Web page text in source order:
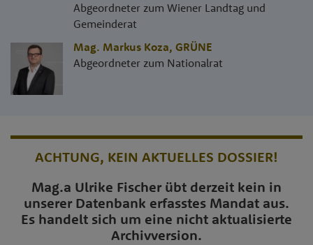
Abgeordneter zum Wiener Landtag und
Gemeinderat
Mag. Markus Koza, GRÜNE
Abgeordneter zum Nationalrat
ACHTUNG, KEIN AKTUELLES DOSSIER!
Mag.a Ulrike Fischer übt derzeit kein in
unserer Datenbank erfasstes Mandat aus.
Es handelt sich um eine nicht aktualisierte
Archivversion.